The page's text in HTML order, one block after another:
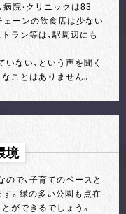
病院・クリニックは83
ェーンの飲食店は少ない
ラン等は、駅周辺にも
ない、という声を聞く
ことはありません。
境
で、子育てのベースと
す。緑の多い公園も点在
ができるでしょう。